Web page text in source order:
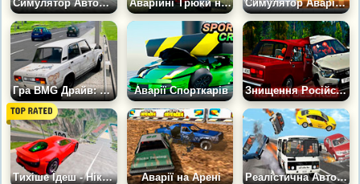
Симулятор Автомобільних Аварій Аварійні Трюки на автомобілях Симулятор Аварій і Пошкодження Машин
Гра BMG Драйв: Російські Тачки Аварії Спорткарів Знищення Російських Автомобілів
Тихіше Їдеш - Нікуди не Доїдеш! Аварії на Арені Реалістична Автокатастрофа Російських Машин